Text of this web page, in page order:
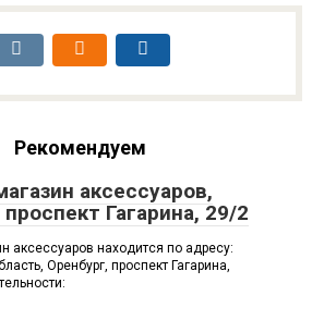
Рекомендуем
аксессуаров,
Гагарина, 29/2
аксессуаров находится по адресу:
Оренбург, проспект Гагарина,